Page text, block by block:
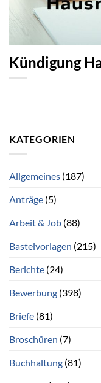
Kündigung
KATEGORIEN
Allgemeines (187)
Anträge (5)
Arbeit & Job (88)
Bastelvorlagen (215)
Berichte (24)
Bewerbung (398)
Briefe (81)
Broschüren (7)
Buchhaltung (81)